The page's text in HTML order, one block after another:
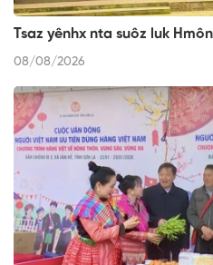
Tsaz yênhx nta suôz luk
08/08/2026